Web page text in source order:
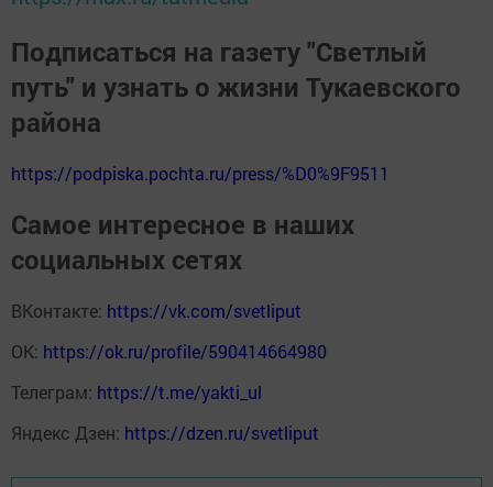
Подписаться на газету "Светлый
путь" и узнать о жизни Тукаевского
района
https://podpiska.pochta.ru/press/%D0%9F9511
Самое интересное в наших
социальных сетях
ВКонтакте: https://vk.com/svetliput
ОК: https://ok.ru/profile/590414664980
Телеграм: https://t.me/yakti_ul
Яндекс Дзен: https://dzen.ru/svetliput